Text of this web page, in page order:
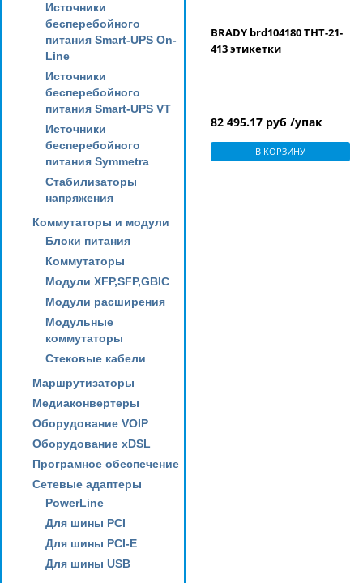
Источники
бесперебойного
питания Smart-UPS On-
Line
Источники
бесперебойного
питания Smart-UPS VT
Источники
бесперебойного
питания Symmetra
Стабилизаторы
напряжения
Коммутаторы и модули
Блоки питания
Коммутаторы
Модули XFP,SFP,GBIC
Модули расширения
Модульные
коммутаторы
Стековые кабели
Маршрутизаторы
Медиаконвертеры
Оборудование VOIP
Оборудование xDSL
Програмное обеспечение
Сетевые адаптеры
PowerLine
Для шины PCI
Для шины PCI-E
Для шины USB
BRADY brd104180 THT-21-
413 этикетки
82 495.17 руб /упак
В КОРЗИНУ